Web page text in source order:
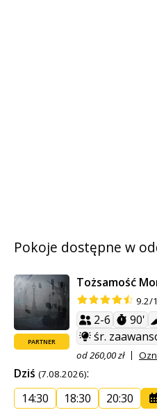
Pokoje dostępne w
PARTNER
Tożsamość
9.2/
2-6 90'
śr.
od 260,00 zł
Dziś (7.08.2026):
14:30
18:30 20:30